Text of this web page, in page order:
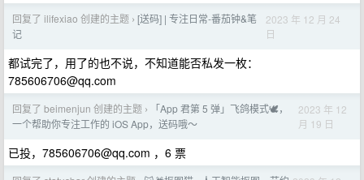
回复了 ilifexiao 创建的主题 › [送码] | 专注日常-番茄钟&笔
记
2023 年 12 月 24
日
都试完了，用了的也不说，不知道能否私发一枚：
785606706@qq.com
回复了 beimenjun 创建的主题 ›
「App 君第 5 弹」飞鸽模式🕊️，
一个帮助你专注工作的 iOS App，送码哦～
2023 年 12
月 19 日
已投， 785606706@qq.com ，6 票